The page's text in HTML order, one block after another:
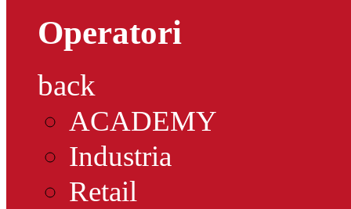
Operatori
back
ACADEMY
Industria
Retail